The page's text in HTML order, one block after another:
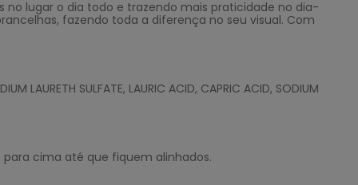
lugar o dia todo e trazendo mais praticidade no dia-
fazendo toda a diferença no seu visual. Com
LAURETH SULFATE, LAURIC ACID, CAPRIC ACID, SODIUM
cima até que fiquem alinhados.